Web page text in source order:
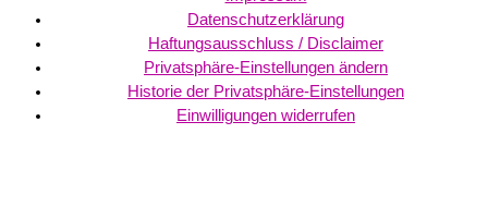
Datenschutzerklärung
Haftungsausschluss / Disclaimer
Privatsphäre-Einstellungen ändern
Historie der Privatsphäre-Einstellungen
Einwilligungen widerrufen